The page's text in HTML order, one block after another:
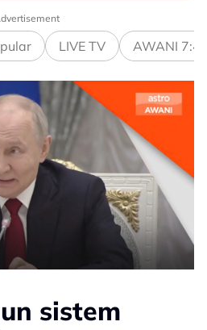
LIVE TV AWANI
sistem